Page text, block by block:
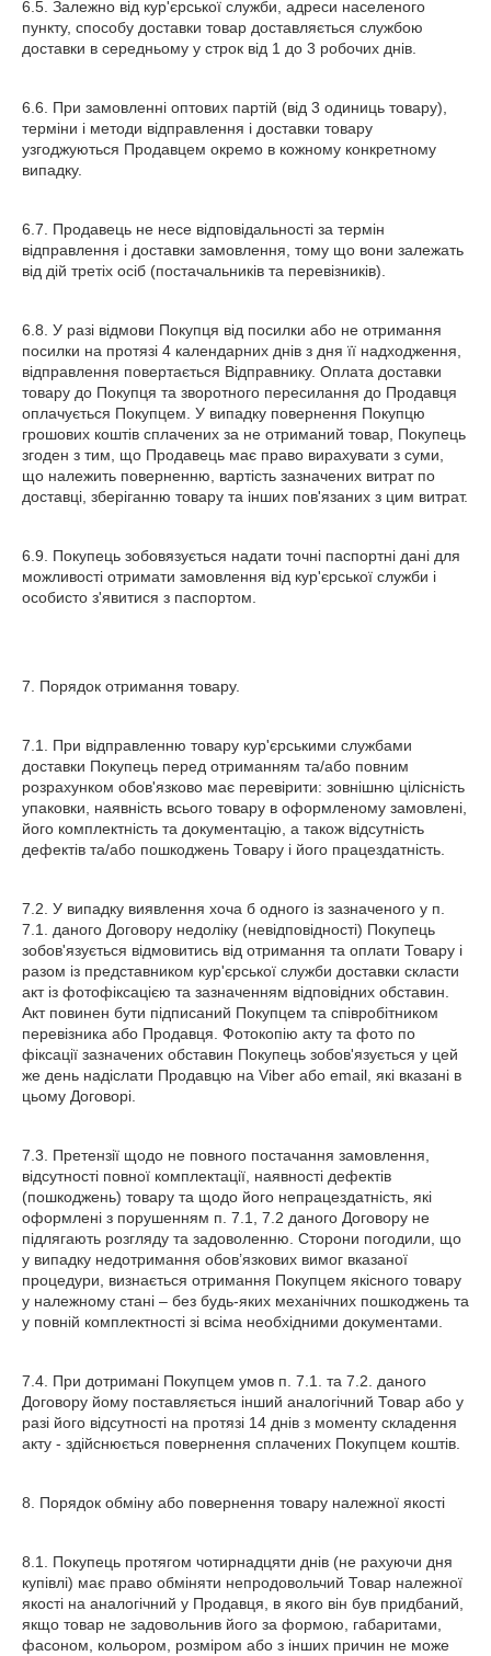
6.5. Залежно від кур'єрської служби, адреси населеного
пункту, способу доставки товар доставляється службою
доставки в середньому у строк від 1 до 3 робочих днів.
6.6. При замовленні оптових партій (від 3 одиниць товару),
терміни і методи відправлення і доставки товару
узгоджуються Продавцем окремо в кожному конкретному
випадку.
6.7. Продавець не несе відповідальності за термін
відправлення і доставки замовлення, тому що вони залежать
від дій третіх осіб (постачальників та перевізників).
6.8. У разі відмови Покупця від посилки або не отримання
посилки на протязі 4 календарних днів з дня її надходження,
відправлення повертається Відправнику. Оплата доставки
товару до Покупця та зворотного пересилання до Продавця
оплачується Покупцем. У випадку повернення Покупцю
грошових коштів сплачених за не отриманий товар, Покупець
згоден з тим, що Продавець має право вирахувати з суми,
що належить поверненню, вартість зазначених витрат по
доставці, зберіганню товару та інших пов'язаних з цим витрат.
6.9. Покупець зобовязується надати точні паспортні дані для
можливості отримати замовлення від кур'єрської служби і
особисто з'явитися з паспортом.
7. Порядок отримання товару.
7.1. При відправленню товару кур'єрськими службами
доставки Покупець перед отриманням та/або повним
розрахунком обов'язково має перевірити: зовнішню цілісність
упаковки, наявність всього товару в оформленому замовлені,
його комплектність та документацію, а також відсутність
дефектів та/або пошкоджень Товару і його працездатність.
7.2. У випадку виявлення хоча б одного із зазначеного у п.
7.1. даного Договору недоліку (невідповідності) Покупець
зобов'язується відмовитись від отримання та оплати Товару і
разом із представником кур'єрської служби доставки скласти
акт із фотофіксацією та зазначенням відповідних обставин.
Акт повинен бути підписаний Покупцем та співробітником
перевізника або Продавця. Фотокопію акту та фото по
фіксації зазначених обставин Покупець зобов'язується у цей
же день надіслати Продавцю на Viber або email, які вказані в
цьому Договорі.
7.3. Претензії щодо не повного постачання замовлення,
відсутності повної комплектації, наявності дефектів
(пошкоджень) товару та щодо його непрацездатність, які
оформлені з порушенням п. 7.1, 7.2 даного Договору не
підлягають розгляду та задоволенню. Сторони погодили, що
у випадку недотримання обов’язкових вимог вказаної
процедури, визнається отримання Покупцем якісного товару
у належному стані – без будь-яких механічних пошкоджень та
у повній комплектності зі всіма необхідними документами.
7.4. При дотримані Покупцем умов п. 7.1. та 7.2. даного
Договору йому поставляється інший аналогічний Товар або у
разі його відсутності на протязі 14 днів з моменту складення
акту - здійснюється повернення сплачених Покупцем коштів.
8. Порядок обміну або повернення товару належної якості
8.1. Покупець протягом чотирнадцяти днів (не рахуючи дня
купівлі) має право обміняти непродовольчий Товар належної
якості на аналогічний у Продавця, в якого він був придбаний,
якщо товар не задовольнив його за формою, габаритами,
фасоном, кольором, розміром або з інших причин не може